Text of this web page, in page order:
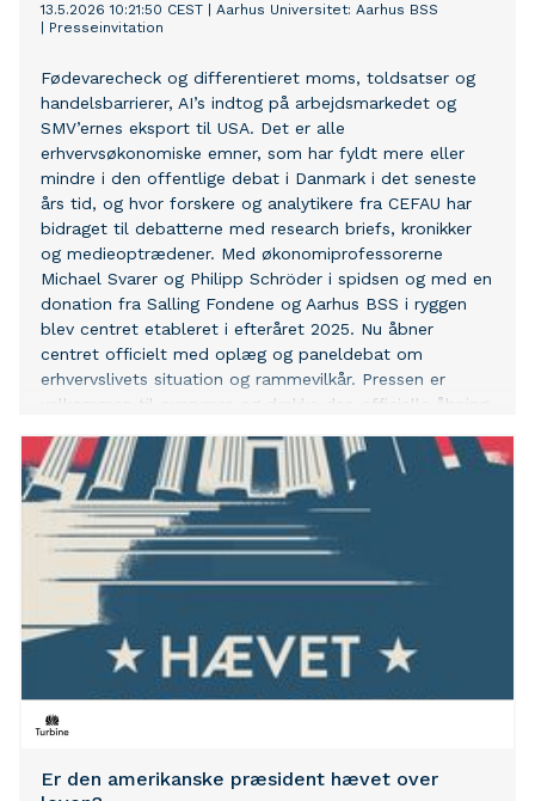
13.5.2026 10:21:50 CEST
Aarhus Universitet: Aarhus BSS
Presseinvitation
Fødevarecheck og differentieret moms, toldsatser og
handelsbarrierer, AI’s indtog på arbejdsmarkedet og
SMV’ernes eksport til USA. Det er alle
erhvervsøkonomiske emner, som har fyldt mere eller
mindre i den offentlige debat i Danmark i det seneste
års tid, og hvor forskere og analytikere fra CEFAU har
bidraget til debatterne med research briefs, kronikker
og medieoptrædener. Med økonomiprofessorerne
Michael Svarer og Philipp Schröder i spidsen og med en
donation fra Salling Fondene og Aarhus BSS i ryggen
blev centret etableret i efteråret 2025. Nu åbner
centret officielt med oplæg og paneldebat om
erhvervslivets situation og rammevilkår. Pressen er
velkommen til overvære og dække den officielle åbning
(Auditorium 211 i bygning 1810) Program: Velkomst ved
Philipp Schröder og Michael Svarer (Centerledere for
CEFAU) Jørgen Vig Knudstorp (Nike, Starbucks): Hvorfor
er danske virksomheder er succesfulde? Paneldebat:
Bl.a. om geo-og han
Er den amerikanske præsident hævet over